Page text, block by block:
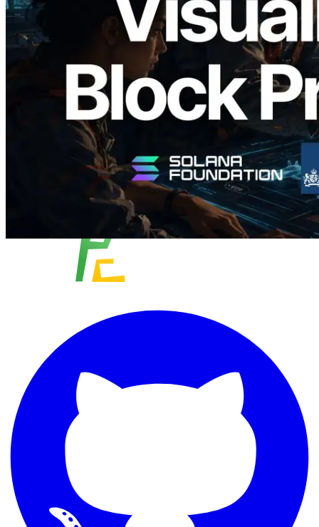
이저 공개 — slot 단위 블록 생성 시간과
담당 검증자 시각화